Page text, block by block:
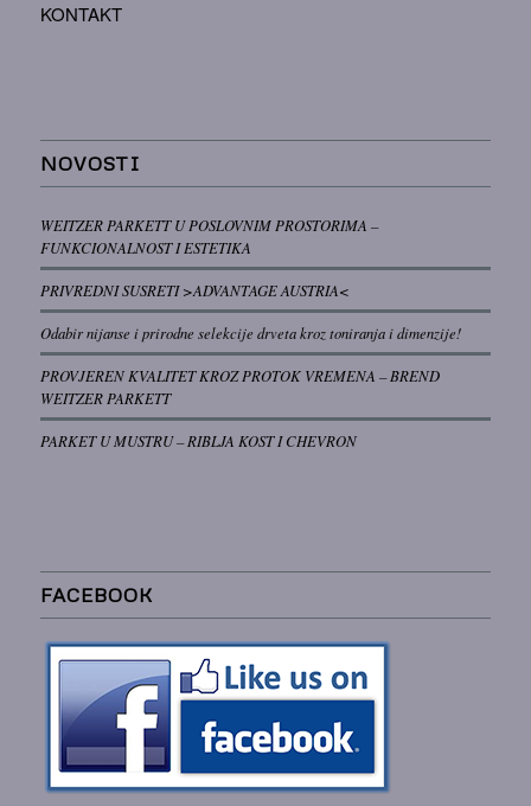
KONTAKT
NOVOSTI
WEITZER PARKETT U POSLOVNIM PROSTORIMA –
FUNKCIONALNOST I ESTETIKA
PRIVREDNI SUSRETI >ADVANTAGE AUSTRIA<
Odabir nijanse i prirodne selekcije drveta kroz toniranja i dimenzije!
PROVJEREN KVALITET KROZ PROTOK VREMENA – BREND
WEITZER PARKETT
PARKET U MUSTRU – RIBLJA KOST I CHEVRON
FACEBOOK